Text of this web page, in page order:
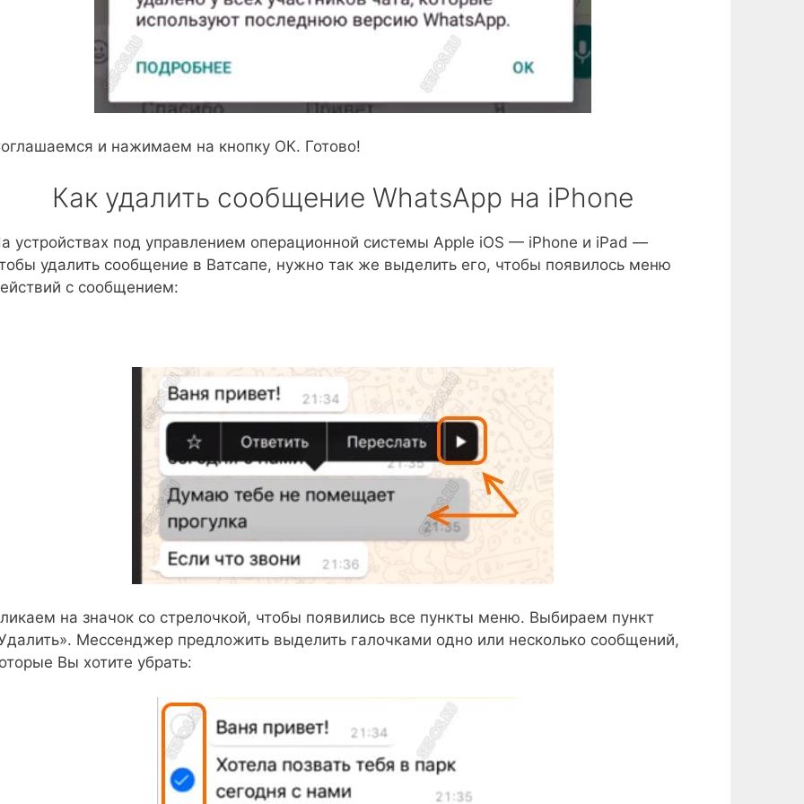
и нажимаем на кнопку ОК. Готово!
Как удалить сообщение WhatsApp на iPhone
устройствах под управлением операционной системы Apple iOS — iPhone и iPad —
удалить сообщение в Ватсапе, нужно так же выделить его, чтобы появилось меню
с сообщением:
на значок со стрелочкой, чтобы появились все пункты меню. Выбираем пункт
Мессенджер предложить выделить галочками одно или несколько сообщений,
Вы хотите убрать: